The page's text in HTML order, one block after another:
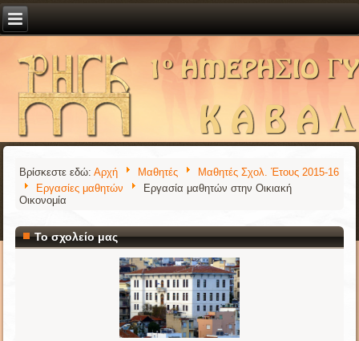
Βρίσκεστε εδώ:Αρχή Μαθητές
Μαθητές Σχολ. Έτους 2015-16
Εργασίες μαθητών
Εργασία μαθητών στην Οικιακή
Οικονομία
Το σχολείο μας